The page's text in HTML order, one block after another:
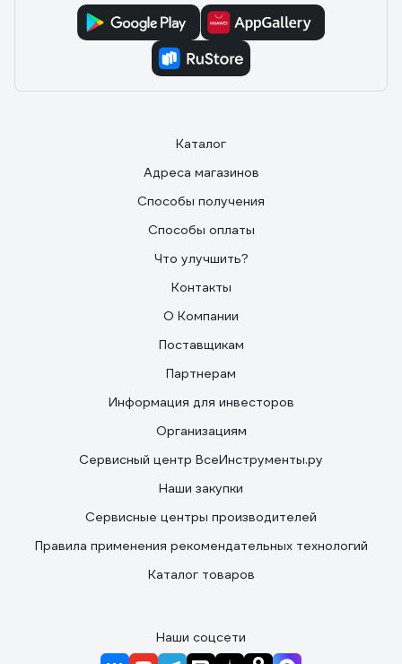
Каталог
Адреса магазинов
Способы получения
Способы оплаты
Что улучшить?
Контакты
О Компании
Поставщикам
Партнерам
Информация для инвесторов
Организациям
Сервисный центр ВсеИнструменты.ру
Наши закупки
Сервисные центры производителей
Правила применения рекомендательных технологий
Каталог товаров
Наши соцсети